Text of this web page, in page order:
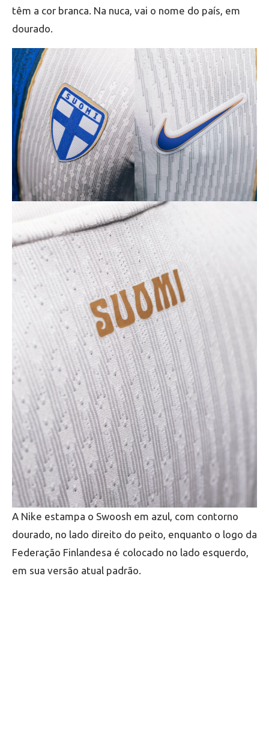
têm a cor branca. Na nuca, vai o nome do país, em
dourado.
A Nike estampa o Swoosh em azul, com contorno
dourado, no lado direito do peito, enquanto o logo da
Federação Finlandesa é colocado no lado esquerdo,
em sua versão atual padrão.